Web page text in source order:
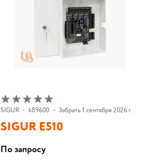
SIGUR • k89600 • Забрать 1 сентября 2026 г.
SIGUR E510
По запросу